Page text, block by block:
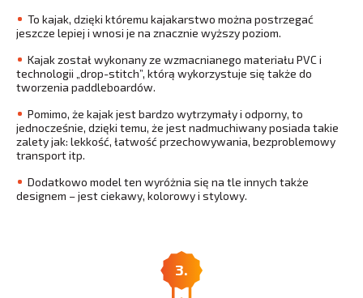
To kajak, dzięki któremu kajakarstwo można postrzegać
jeszcze lepiej i wnosi je na znacznie wyższy poziom.
Kajak został wykonany ze wzmacnianego materiału PVC i
technologii „drop-stitch”, którą wykorzystuje się także do
tworzenia paddleboardów.
Pomimo, że kajak jest bardzo wytrzymały i odporny, to
jednocześnie, dzięki temu, że jest nadmuchiwany posiada takie
zalety jak: lekkość, łatwość przechowywania, bezproblemowy
transport itp.
Dodatkowo model ten wyróżnia się na tle innych także
designem – jest ciekawy, kolorowy i stylowy.
3.